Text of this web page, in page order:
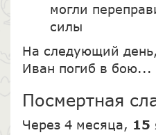
могли
силы
На следующий день,
Иван погиб в бою...
Посмертная
Через 4 месяца, 15